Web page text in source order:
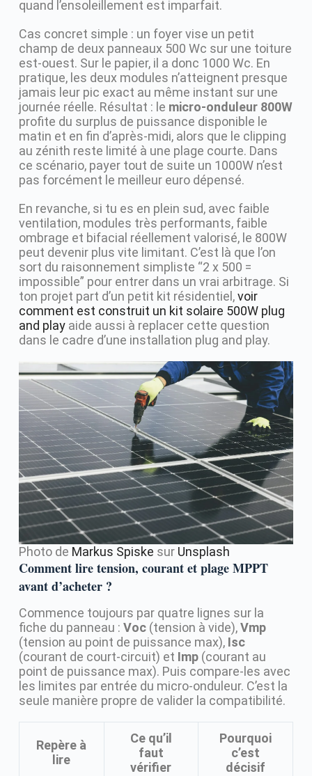
quand l’ensoleillement est imparfait.
Cas concret simple : un foyer vise un petit
champ de deux panneaux 500 Wc sur une toiture
est-ouest. Sur le papier, il a donc 1000 Wc. En
pratique, les deux modules n’atteignent presque
jamais leur pic exact au même instant sur une
journée réelle. Résultat : le micro-onduleur 800W
profite du surplus de puissance disponible le
matin et en fin d’après-midi, alors que le clipping
au zénith reste limité à une plage courte. Dans
ce scénario, payer tout de suite un 1000W n’est
pas forcément le meilleur euro dépensé.
En revanche, si tu es en plein sud, avec faible
ventilation, modules très performants, faible
ombrage et bifacial réellement valorisé, le 800W
peut devenir plus vite limitant. C’est là que l’on
sort du raisonnement simpliste “2 x 500 =
impossible” pour entrer dans un vrai arbitrage. Si
ton projet part d’un petit kit résidentiel,voir
comment est construit un kit solaire 500W plug
and playaide aussi à replacer cette question
dans le cadre d’une installation plug and play.
Photo de Markus Spiske sur Unsplash
Comment lire tension, courant et plage MPPT
avant d’acheter ?
Commence toujours par quatre lignes sur la
fiche du panneau : Voc(tension à vide),Vmp
(tension au point de puissance max), Isc
(courant de court-circuit) et Imp(courant au
point de puissance max). Puis compare-les avec
les limites par entrée du micro-onduleur. C’est la
seule manière propre de valider la compatibilité.
Repère à
lire
Ce qu’il
faut
vérifier
Pourquoi
c’est
décisif